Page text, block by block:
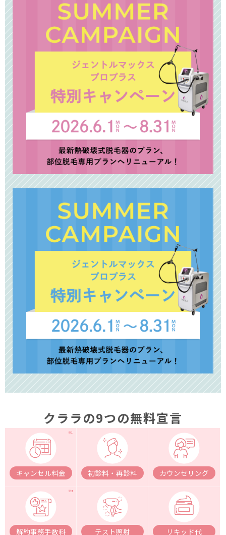
クララの9つの無料宣言
キャンセル料金 初診料・再診料 カウンセリング
解約事務手数料 テスト照射 リキッド代